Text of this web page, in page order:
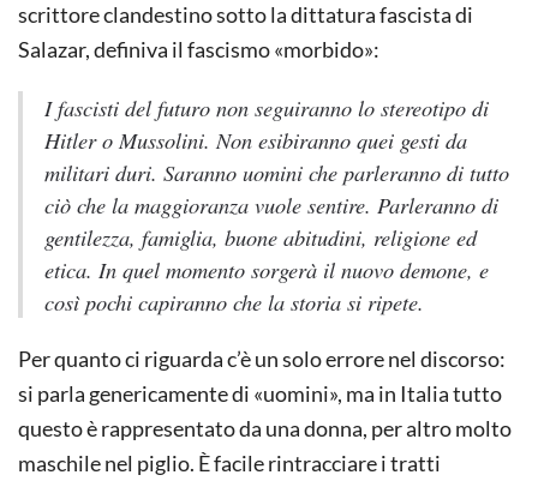
scrittore clandestino sotto la dittatura fascista di
Salazar, definiva il fascismo «morbido»:
I fascisti del futuro non seguiranno lo stereotipo di
Hitler o Mussolini. Non esibiranno quei gesti da
militari duri. Saranno uomini che parleranno di tutto
ciò che la maggioranza vuole sentire. Parleranno di
gentilezza, famiglia, buone abitudini, religione ed
etica. In quel momento sorgerà il nuovo demone, e
così pochi capiranno che la storia si ripete.
Per quanto ci riguarda c’è un solo errore nel discorso:
si parla genericamente di «uomini», ma in Italia tutto
questo è rappresentato da una donna, per altro molto
maschile nel piglio. È facile rintracciare i tratti